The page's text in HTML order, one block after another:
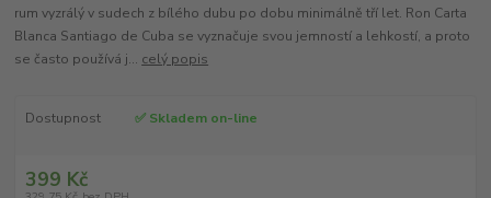
rum vyzrálý v sudech z bílého dubu po dobu minimálně tří let. Ron Carta
Blanca Santiago de Cuba se vyznačuje svou jemností a lehkostí, a proto
se často používá j... celý popis
Dostupnost ✅ Skladem on-line
399 Kč